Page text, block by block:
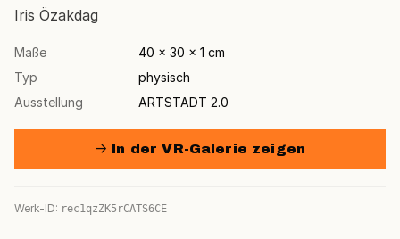
Iris Özakdag
Maße
40 × 30 × 1 cm
Typ
physisch
Ausstellung
ARTSTADT 2.0
→ In der VR-Galerie zeigen
Werk-ID: rec1qzZK5rCATS6CE